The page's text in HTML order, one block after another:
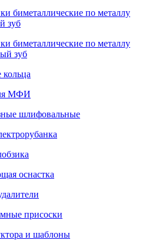
биметаллические по металлу
зуб
биметаллические по металлу
зуб
МФИ
шлифовальные
оснастка
присоски
и шаблоны